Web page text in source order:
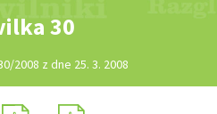
30
2008 z dne 25. 3. 2008